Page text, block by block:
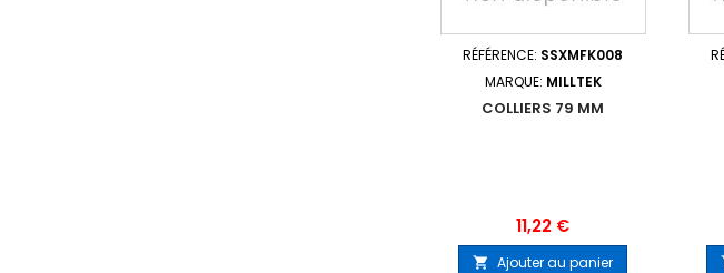
RÉFÉRENCE: SSXMFK008
MARQUE: MILLTEK
COLLIERS 79 MM
Prix
11,22 €
 Ajouter au panier